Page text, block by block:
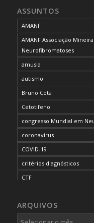
ASSUNTOS
AMANF
AMANF Associação
Neurofibromatoses
amusia
autismo
Bruno Cota
Cetotifeno
congresso Mundial em
coronavirus
COVID-19
critérios diagnósticos
CTF
desordem do
diagnóstico
ARQUIVOS